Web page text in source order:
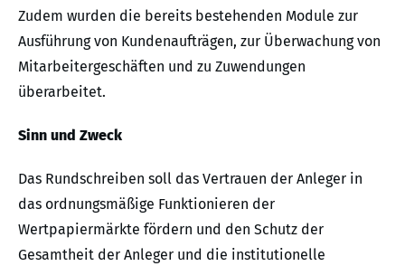
Zudem wurden die bereits bestehenden Module zur
Ausführung von Kundenaufträgen, zur Überwachung von
Mitarbeitergeschäften und zu Zuwendungen
überarbeitet.
Sinn und Zweck
Das Rundschreiben soll das Vertrauen der Anleger in
das ordnungsmäßige Funktionieren der
Wertpapiermärkte fördern und den Schutz der
Gesamtheit der Anleger und die institutionelle